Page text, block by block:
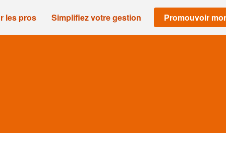
les pros Simplifiez votre gestion Promouvoir